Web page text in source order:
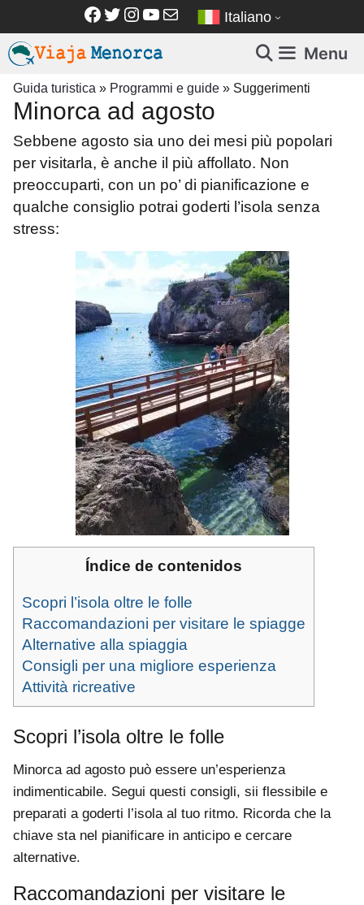
contenuto
Facebook
Twitter
Instagram
YouTube
Email Italiano
Menu
Guida turistica » Programmi e guide » Suggerimenti
Minorca ad agosto
Sebbene agosto sia uno dei mesi più popolari
per visitarla, è anche il più affollato. Non
preoccuparti, con un po’ di pianificazione e
qualche consiglio potrai goderti l’isola senza
stress:
Índice de contenidos
Scopri l’isola oltre le folle
Raccomandazioni per visitare le spiagge
Alternative alla spiaggia
Consigli per una migliore esperienza
Attività ricreative
Scopri l’isola oltre le folle
Minorca ad agosto può essere un’esperienza
indimenticabile. Segui questi consigli, sii flessibile e
preparati a goderti l’isola al tuo ritmo. Ricorda che la
chiave sta nel pianificare in anticipo e cercare
alternative.
Raccomandazioni per visitare le